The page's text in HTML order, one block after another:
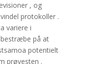
, og
protokoller .
variere i
på at
potentielt
prøvesten .